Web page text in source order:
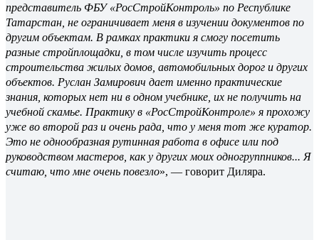
представитель ФБУ «РосСтройКонтроль» по Республике
Татарстан, не ограничивает меня в изучении документов по
другим объектам. В рамках практики я смогу посетить
разные стройплощадки, в том числе изучить процесс
строительства жилых домов, автомобильных дорог и других
объектов. Руслан Замирович дает именно практические
знания, которых нет ни в одном учебнике, их не получить на
учебной скамье. Практику в «РосСтройКонтроле» я прохожу
уже во второй раз и очень рада, что у меня тот же куратор.
Это не однообразная рутинная работа в офисе или под
руководством мастеров, как у других моих одногруппников... Я
считаю, что мне очень повезло», — говорит Диляра.